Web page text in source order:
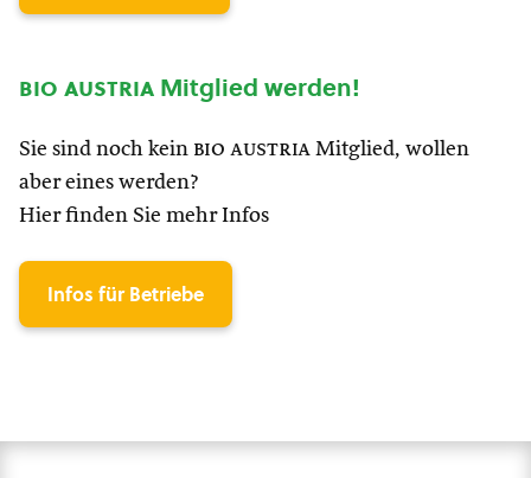
bio austria Mitglied werden!
Sie sind noch kein bio austria Mitglied, wollen
aber eines werden?
Hier finden Sie mehr Infos
Infos für Betriebe